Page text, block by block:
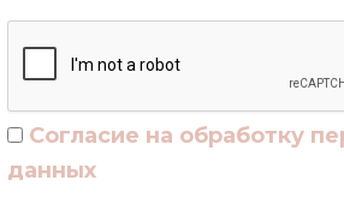
Согласие на обработку
данных